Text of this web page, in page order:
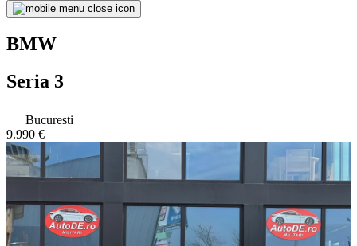
BMW
Seria 3
Bucuresti
9.990 €